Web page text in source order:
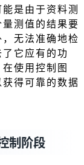
是由于资料测
测值的结果要
无法准确地检
它应有的功
使用控制图
得可靠的数据
制阶段